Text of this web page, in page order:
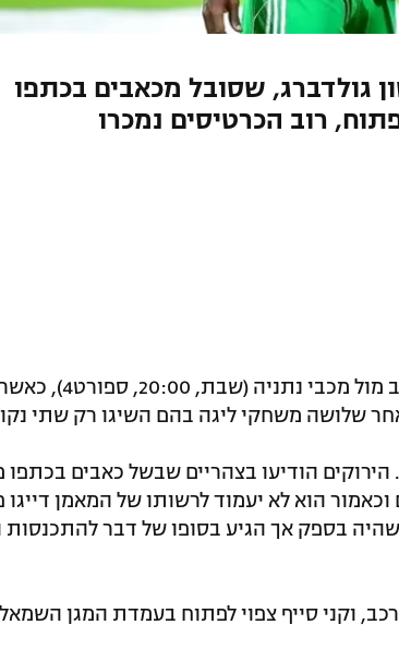
גולדברג, שסובל מכאבים בכתפו
במכבי חיפה דרוכים לקראת המשחק הערב מול מכבי נתניה (שבת, 20:00,
שלושה משחקי ליגה בהם השיגו רק שתי
הירוקים הודיעו בצהריים שבשל כאבים
הוא לא יעמוד לרשותו של המאמן דייגו
בספק אך הגיע בסופו של דבר להתכנסות
וקני סייף צפוי לפתוח בעמדת המגן